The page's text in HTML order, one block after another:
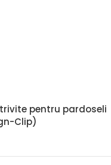
pentru pardoseli
Clip)